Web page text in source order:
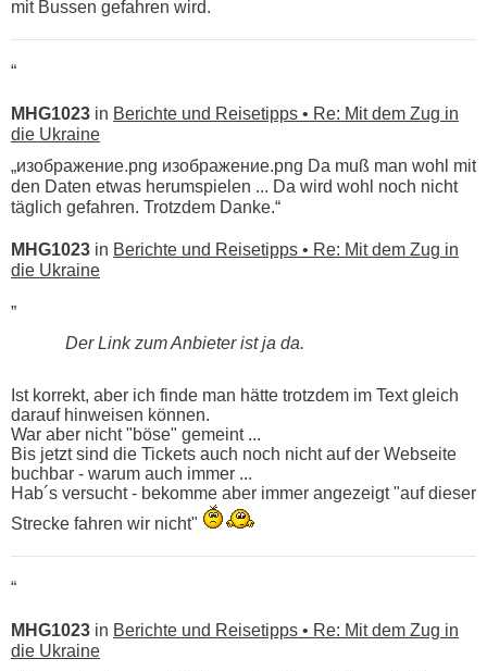
mit Bussen gefahren wird.
“
MHG1023 in Berichte und Reisetipps • Re: Mit dem Zug in
die Ukraine
„изображение.png изображение.png Da muß man wohl mit
den Daten etwas herumspielen ... Da wird wohl noch nicht
täglich gefahren. Trotzdem Danke.“
MHG1023 in Berichte und Reisetipps • Re: Mit dem Zug in
die Ukraine
„
Der Link zum Anbieter ist ja da.
Ist korrekt, aber ich finde man hätte trotzdem im Text gleich
darauf hinweisen können.
War aber nicht "böse" gemeint ...
Bis jetzt sind die Tickets auch noch nicht auf der Webseite
buchbar - warum auch immer ...
Hab´s versucht - bekomme aber immer angezeigt "auf dieser
Strecke fahren wir nicht"
“
MHG1023 in Berichte und Reisetipps • Re: Mit dem Zug in
die Ukraine